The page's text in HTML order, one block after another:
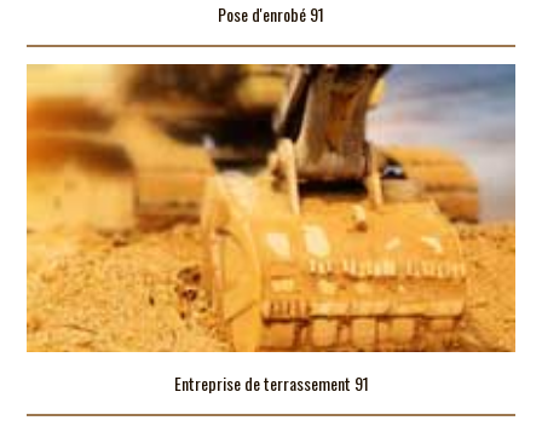
Pose d'enrobé 91
Entreprise de terrassement 91